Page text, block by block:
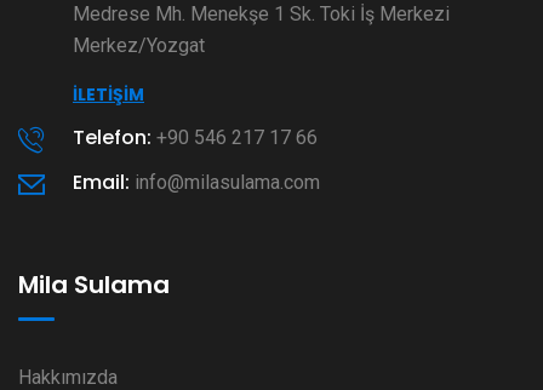
Medrese Mh. Menekşe 1 Sk. Toki İş Merkezi
Merkez/Yozgat
İLETIŞIM
Telefon: +90 546 217 17 66
Email: info@milasulama.com
Mila Sulama
Hakkımızda